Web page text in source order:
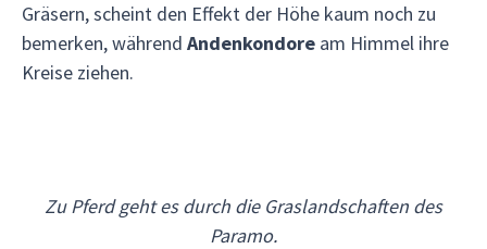
Gräsern, scheint den Effekt der Höhe kaum noch zu
bemerken, während Andenkondore am Himmel ihre
Kreise ziehen.
Zu Pferd geht es durch die Graslandschaften des
Paramo.